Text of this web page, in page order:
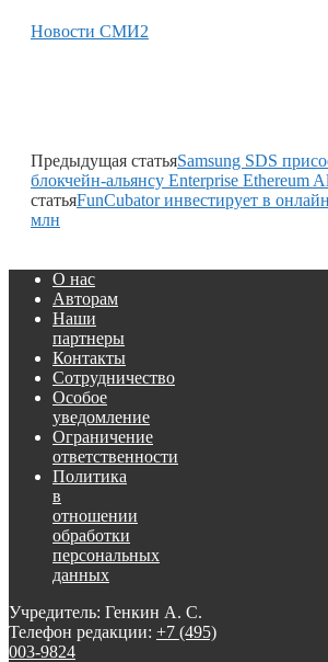
Новости СМИ2
Предыдущая статьяSamsung SDS
блокчейн-альянсу Enterprise Ethereum
статьяFunCubator инвестирует в
млн
О нас
Авторам
Наши
партнеры
Контакты
Сотрудничество
Особое
уведомление
Ограничение
ответственности
Политика
в
отношении
обработки
персональных
данных
Учредитель: Генкин А. С.
Телефон редакции: +7 (495)
003-9824